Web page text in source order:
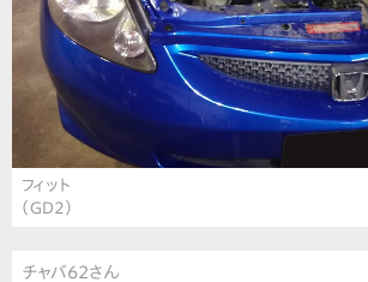
フィット
（GD2）
チャバ62さん